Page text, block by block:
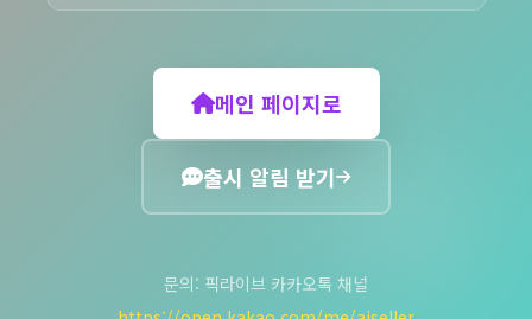
메인 페이지로
출시 알림 받기
문의: 픽라이브 카카오톡 채널